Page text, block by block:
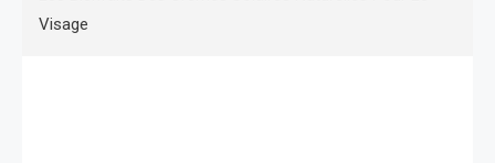
Visage